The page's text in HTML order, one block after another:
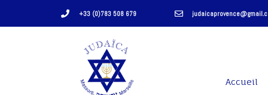
+33 (0)783 508 679
Accueil